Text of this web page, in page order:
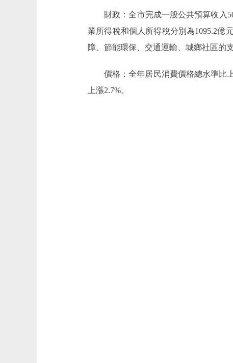
財政：全市完成一般公共預算收入
業所得稅和個人所得稅分別為1095.2億
障、節能環保、交通運輸、城鄉社區的
價格：全年居民消費價格總水準比上
上漲2.7%。